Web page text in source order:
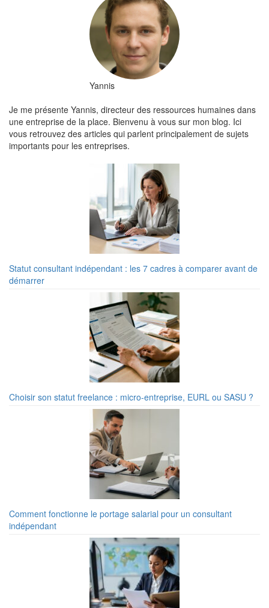
Yannis
Je me présente Yannis, directeur des ressources humaines dans
une entreprise de la place. Bienvenu à vous sur mon blog. Ici
vous retrouvez des articles qui parlent principalement de sujets
importants pour les entreprises.
Statut consultant indépendant : les 7 cadres à comparer avant de
démarrer
Choisir son statut freelance : micro-entreprise, EURL ou SASU ?
Comment fonctionne le portage salarial pour un consultant
indépendant